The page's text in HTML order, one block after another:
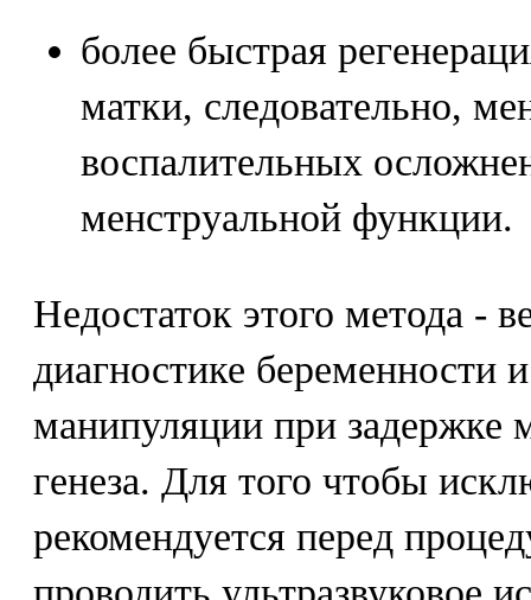
более быстрая
матки, следовательно,
воспалительных
менструальной функции.
Недостаток этого метода -
диагностике беременности
манипуляции при задержке
генеза. Для того чтобы
рекомендуется перед